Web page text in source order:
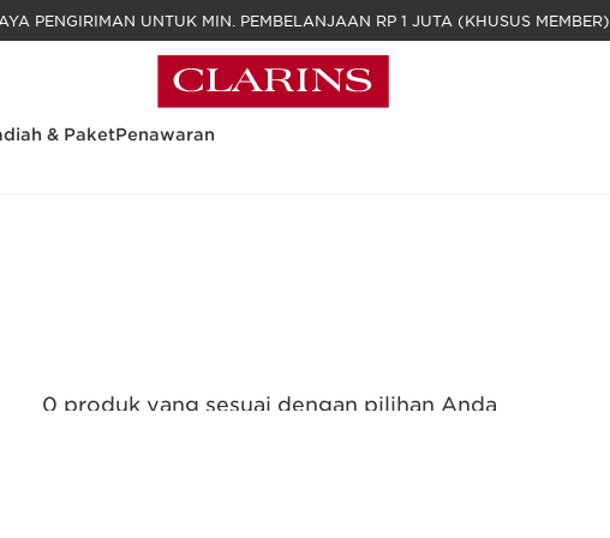
GRATIS BIAYA PENGIRIMAN UNTUK MIN. PEMBELANJAAN RP 1 JUTA (KHUSUS MEMBER)
& PaketPenawaran
0 produk yang sesuai dengan pilihan Anda